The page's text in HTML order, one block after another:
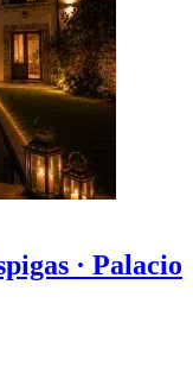
· Palacio